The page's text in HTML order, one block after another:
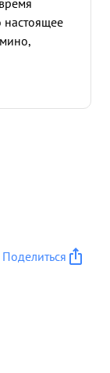
настоящее
помощь
Поделиться